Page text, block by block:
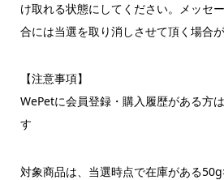
け取れる状態にしてください。メッセ
合には当選を取り消しさせて頂く場合が
【注意事項】
WePetに会員登録・購入履歴がある方
す
対象商品は、当選時点で在庫がある